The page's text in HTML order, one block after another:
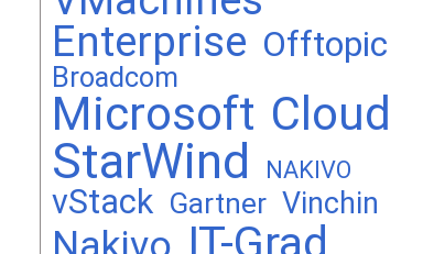
Enterprise Offtopic
Broadcom
Microsoft Cloud
StarWind NAKIVO
vStack Gartner Vinchin
IT-Grad